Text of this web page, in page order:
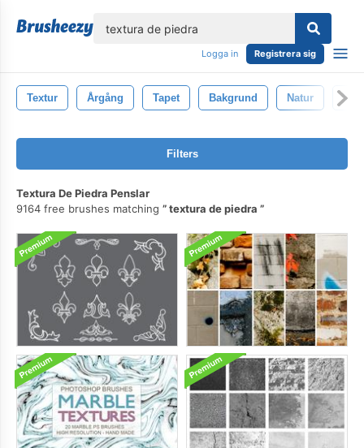
Logga in Registrera sig
Textur Årgång Tapet Bakgrund Natur
Filters
Textura De Piedra Penslar
9164 free brushes matching
textura de piedra